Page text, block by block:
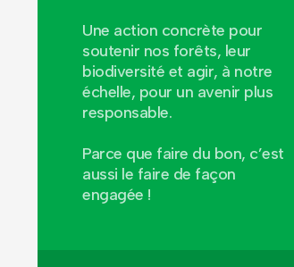
Une action concrète pour
soutenir nos forêts, leur
biodiversité et agir, à notre
échelle, pour un avenir plus
responsable.
Parce que faire du bon, c’est
aussi le faire de façon
engagée !